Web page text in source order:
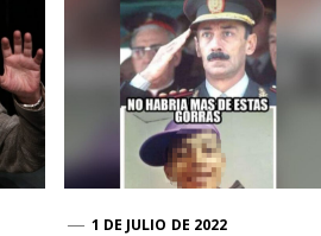
1 DE JULIO DE 2022